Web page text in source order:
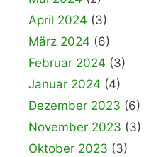
April 2024 (3)
März 2024 (6)
Februar 2024 (3)
Januar 2024 (4)
Dezember 2023 (6)
November 2023 (3)
Oktober 2023 (3)